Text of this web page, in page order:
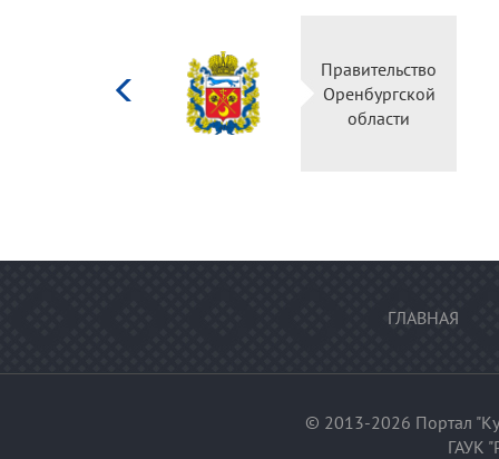
Правительство
Оренбургской
области
ГЛАВНАЯ
© 2013-2026 Портал
ГАУК